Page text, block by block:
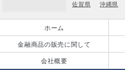
佐賀県
沖縄県
ホーム
金融商品の販売に関して
会社概要